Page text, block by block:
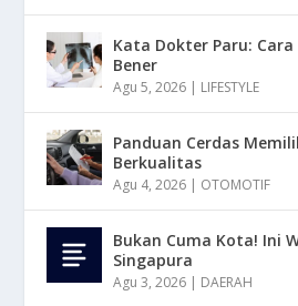
Kata Dokter Paru: Cara
Bener
Agu 5, 2026 | LIFESTYLE
Panduan Cerdas
Berkualitas
Agu 4, 2026 | OTOMOTIF
Bukan Cuma Kota! Ini
Singapura
Agu 3, 2026 | DAERAH